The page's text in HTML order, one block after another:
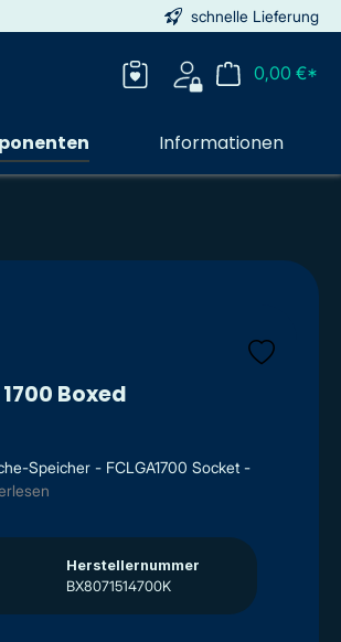
schnelle Lieferung
0,00 €*
Informationen
Boxed
Speicher - FCLGA1700 Socket -
Herstellernummer
BX8071514700K